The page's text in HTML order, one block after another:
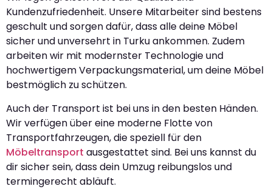
Kundenzufriedenheit. Unsere Mitarbeiter sind bestens
geschult und sorgen dafür, dass alle deine Möbel
sicher und unversehrt in Turku ankommen. Zudem
arbeiten wir mit modernster Technologie und
hochwertigem Verpackungsmaterial, um deine Möbel
bestmöglich zu schützen.
Auch der Transport ist bei uns in den besten Händen.
Wir verfügen über eine moderne Flotte von
Transportfahrzeugen, die speziell für den
Möbeltransport ausgestattet sind. Bei uns kannst du
dir sicher sein, dass dein Umzug reibungslos und
termingerecht abläuft.